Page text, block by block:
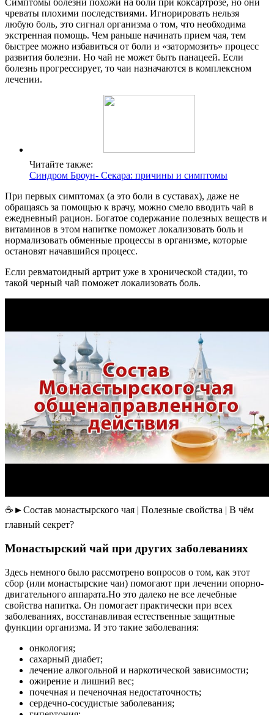
Симптомы болезни похожи на боли при коксартрозе, но они
чреваты плохими последствиями. Игнорировать нельзя
любую боль, это сигнал организма о том, что необходима
экстренная помощь. Чем раньше начинать прием чая, тем
быстрее можно избавиться от боли и «затормозить» процесс
развития болезни. Но чай не может быть панацеей. Если
болезнь прогрессирует, то чаи назначаются в комплексном
лечении.
Читайте также:
Синдром Броун- Секара: причины и симптомы
При первых симптомах (а это боли в суставах), даже не
обращаясь за помощью к врачу, можно смело вводить чай в
ежедневный рацион. Богатое содержание полезных веществ и
витаминов в этом напитке поможет локализовать боль и
нормализовать обменные процессы в организме, которые
остановят начавшийся процесс.
Если ревматоидный артрит уже в хронической стадии, то
такой черный чай поможет локализовать боль.
☕►Состав монастырского чая | Полезные свойства | В чём
главный секрет?
Монастырский чай при других заболеваниях
Здесь немного было рассмотрено вопросов о том, как этот
сбор (или монастырские чаи) помогают при лечении опорно-
двигательного аппарата.Но это далеко не все лечебные
свойства напитка. Он помогает практически при всех
заболеваниях, восстанавливая естественные защитные
функции организма. И это такие заболевания:
онкология;
сахарный диабет;
лечение алкогольной и наркотической зависимости;
ожирение и лишний вес;
почечная и печеночная недостаточность;
сердечно-сосудистые заболевания;